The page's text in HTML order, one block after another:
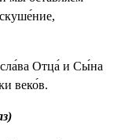
Отца́ и Сы́на
веко́в.